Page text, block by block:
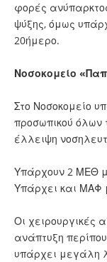
φορές
ψύξης, όμως
20ήμερο.
Νοσοκομείο
Στο Νοσοκομείο
προσωπικού όλων
έλλειψη
Υπάρχουν 2 ΜΕΘ
Υπάρχει και ΜΑΦ
Οι χειρουργικές
ανάπτυξη
υπάρχει μεγάλη